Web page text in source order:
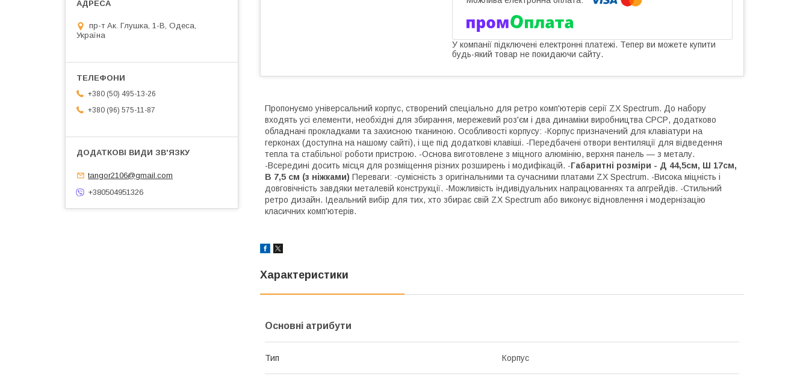
У компанії підключені електронні платежі. Тепер ви можете купити
будь-який товар не покидаючи сайту.
Пропонуємо універсальний корпус, створений спеціально для ретро комп'ютерів серії ZX Spectrum. До набору
входять усі елементи, необхідні для збирання, мережевий роз'єм і два динаміки виробництва СРСР, додатково
обладнані прокладками та захисною тканиною. Особливості корпусу: -Корпус призначений для клавіатури на
герконах (доступна на нашому сайті), і ще під додаткові клавіші. -Передбачені отвори вентиляції для відведення
тепла та стабільної роботи пристрою. -Основа виготовлене з міцного алюмінію, верхня панель — з металу.
-Всередині досить місця для розміщення різних розширень і модифікацій. -Габаритні розміри - Д 44,5см, Ш 17см,
В 7,5 см (з ніжками) Переваги: -сумісність з оригінальними та сучасними платами ZX Spectrum. -Висока міцність і
довговічність завдяки металевій конструкції. -Можливість індивідуальних напрацюваннях та апгрейдів. -Стильний
ретро дизайн. Ідеальний вибір для тих, хто збирає свій ZX Spectrum або виконує відновлення і модернізацію
класичних комп'ютерів.
Характеристики
Основні атрибути
Тип Корпус
пр-т Ак. Глушка, 1-В, Одеса,
Україна
+380 (50) 495-13-26
+380 (96) 575-11-87
tangor2106@gmail.com
+380504951326